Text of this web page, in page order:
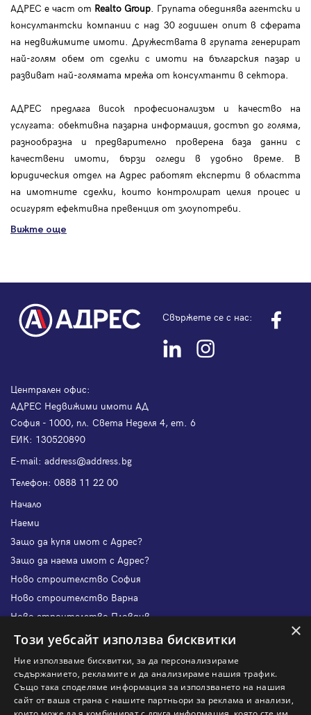
АДРЕС е част от Realto Group . Групата обединява агентски и
консултантски компании с над 30 годишен опит в сферата
на недвижимите имоти. Дружествата в групата генерират
най-голям обем от сделки с имоти на българския пазар и
развиват най-голямата мрежа от консултанти в сектора.
АДРЕС предлага висок професионализъм и качество на
услугата: обективна пазарна информация, достъп до голяма,
разнообразна и предварително проверена база данни с
качествени имоти, бързи огледи в удобно време. В
юридическия отдел на Адрес работят експерти в областта
на имотните сделки, които контролират целия процес и
осигурят ефективна превенция от злоупотреби.
Вижте още
Свържете се с нас:
Централен офис:
АДРЕС Недвижими имоти АД
София - 1000, пл. Света Неделя 4, ет. 6
ЕИК: 130520890
Е-mail: address@address.bg
Телефон: 0888 11 22 00
Начало
Наеми
Защо да купя имот с Адрес?
Защо да наема имот с Адрес?
Ново строителство София
Ново строителство Варна
Ново строителство Пловдив
Ново строителство Бургас
Защо да отдам имот с Адрес?
Наши офиси
Кариери
×
Този уебсайт използва бисквитки
Ние използваме бисквитки, за да персонализираме
съдържанието, рекламите и да анализираме нашия трафик.
Също така споделяме информация за използването на нашия
сайт от ваша страна с нашите партньори за реклама и анализи,